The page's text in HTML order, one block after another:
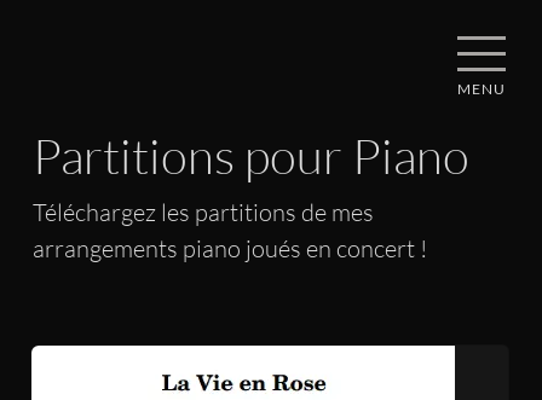
MENU
Partitions pour Piano
Téléchargez les partitions de mes
arrangements piano joués en concert !